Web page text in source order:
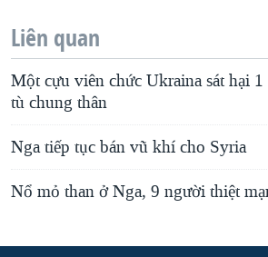
Liên quan
Một cựu viên chức Ukraina sát hại
tù chung thân
Nga tiếp tục bán vũ khí cho Syria
Nổ mỏ than ở Nga, 9 người thiệt